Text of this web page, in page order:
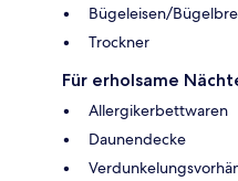
Bügeleisen/
Trockner
Für erholsame
Allergikerbettwaren
Daunendecke